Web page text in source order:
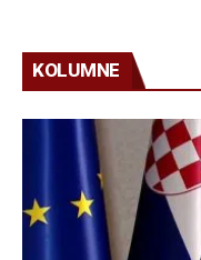
KOLUMNE